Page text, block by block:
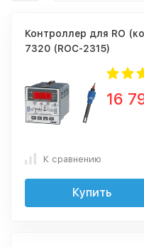
Контроллер для RO
7320 (ROC-2315)
16
К сравнению
Купить